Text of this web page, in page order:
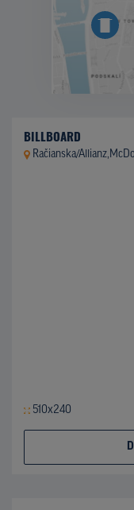
BILLBOARD
Račianska/
510x240